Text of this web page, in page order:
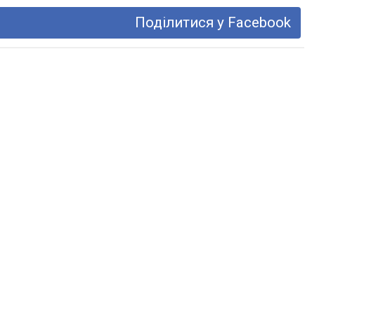
Поділитися у Facebook